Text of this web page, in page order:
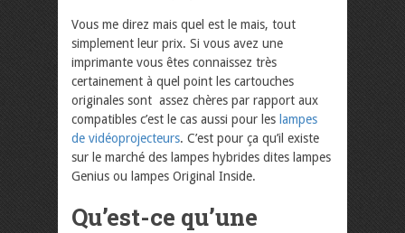
Vous me direz mais quel est le mais, tout
simplement leur prix. Si vous avez une
imprimante vous êtes connaissez très
certainement à quel point les cartouches
originales sont assez chères par rapport aux
compatibles c’est le cas aussi pour les lampes
de vidéoprojecteurs. C’est pour ça qu’il existe
sur le marché des lampes hybrides dites lampes
Genius ou lampes Original Inside.
Qu’est-ce qu’une